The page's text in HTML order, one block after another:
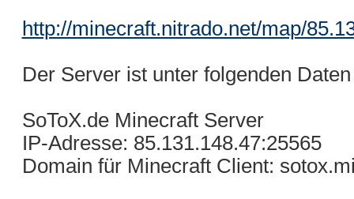
http://minecraft.nitrado.net/map/
Der Server ist unter folgenden
SoToX.de Minecraft Server
IP-Adresse: 85.131.148.47:25565
Domain für Minecraft Client: